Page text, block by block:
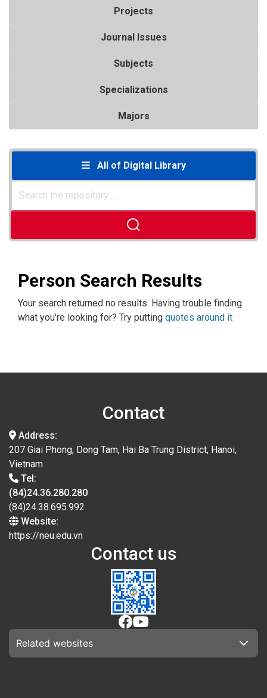
Projects
Journal Issues
Subjects
Specializations
Majors
All of Digital Library
Person Search Results
Your search returned no results. Having trouble finding
what you're looking for? Try putting quotes around it
Contact
Address:
207 Giai Phong, Dong Tam, Hai Ba Trung District, Hanoi,
Vietnam
Tel:
(84)24.36.280.280
(84)24.38.695.992
Website:
https://neu.edu.vn
Contact us
Related websites